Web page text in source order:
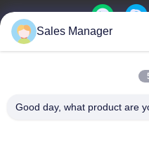
Politique de
fournisseur. -2026 Shenzhen
Sales Manager
Good day, what product are